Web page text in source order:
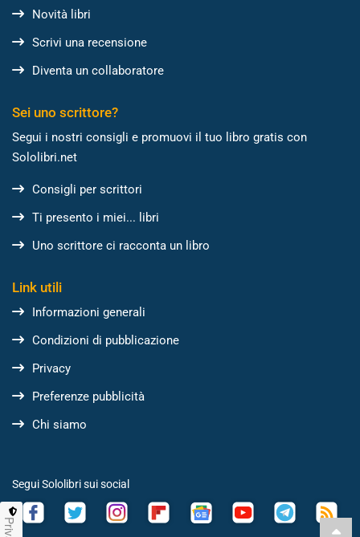
Novità libri
Scrivi una recensione
Diventa un collaboratore
Sei uno scrittore?
Segui i nostri consigli e promuovi il tuo libro gratis con
Sololibri.net
Consigli per scrittori
Ti presento i miei... libri
Uno scrittore ci racconta un libro
Link utili
Informazioni generali
Condizioni di pubblicazione
Privacy
Preferenze pubblicità
Chi siamo
Segui Sololibri sui social